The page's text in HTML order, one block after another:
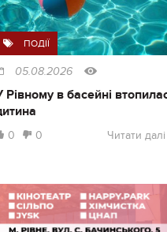
ПОДІЇ
05.08.2026
Рівному в басейні
0 0 Читати далі